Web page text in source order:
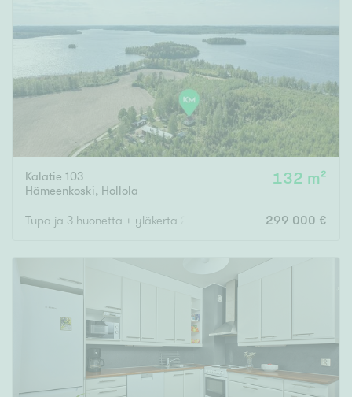
Kalatie 103
Hämeenkoski, Hollola
132 m²
Tupa ja 3 huonetta + yläkerta 2 huonetta (remontoimattomat)
299 000 €